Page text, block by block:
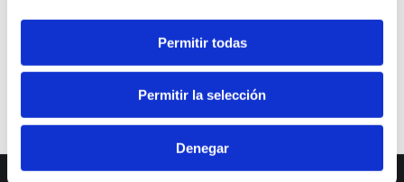
Permitir todas
Permitir la selección
Denegar
Dream-Theme — trulypremium WordPress themes